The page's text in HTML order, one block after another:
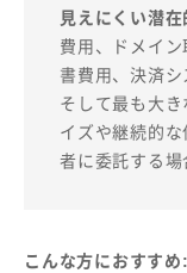
見えにくい潜
費用、ドメイ
書費用、決済シ
そして最も大
イズや継続的
者に委託する場
こんな方におすすめ: